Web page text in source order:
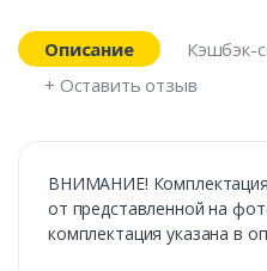
Описание
Кэшбэк-
+ Оставить отзыв
ВНИМАНИЕ!
от представленной на
комплектация указана в